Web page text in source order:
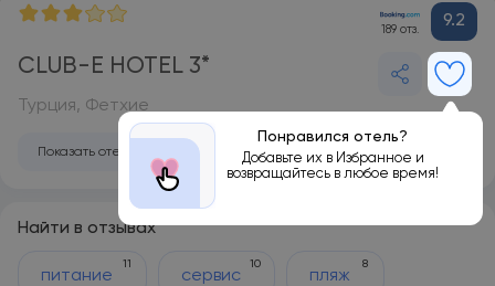
189 отз. 9.2
CLUB-E HOTEL 3*
Понравился отель?
Добавьте их в Избранное и
возвращайтесь в любое время!
Турция, Фетхие
Показать отель на карте
Найти в отзывах
питание
11
сервис
10
пляж
8